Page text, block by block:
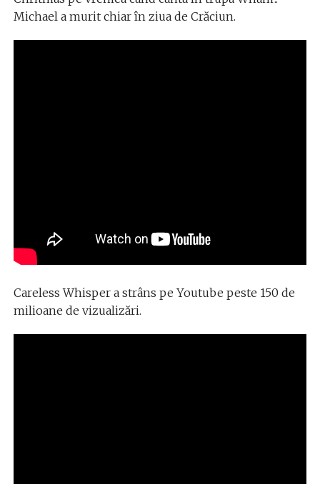
Michael a murit chiar în ziua de Crăciun.
Careless Whisper a strâns pe Youtube peste 150 de
milioane de vizualizări.